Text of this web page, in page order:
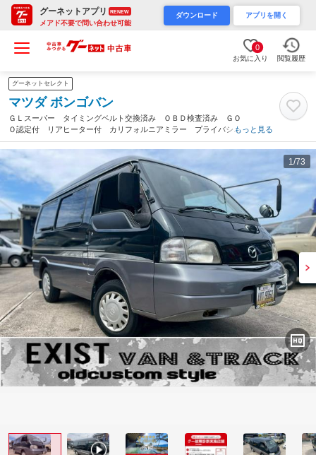
グーネットアプリ RENEW
メアド不要で問い合わせ可能
ダウンロード アプリを開く
0
お気に入り 閲覧履歴
グーネットセレクト
マツダ ボンゴバン
ＧＬスーパー タイミングベルト交換済み ＯＢＤ検査済み ＧＯ
Ｏ認定付 リアヒーター付 カリフォルニアミラー プライバシー
ガラス スライドガラス ２列目リクライニングシート リアシー
トベルト 助手席エアバッグ付（愛知県）
もっと見る
1 /73